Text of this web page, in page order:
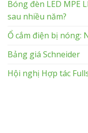
Bóng đèn LED MPE
sau nhiều năm?
Ổ cắm điện bị nóng:
Bảng giá Schneider
Hội nghị Hợp tác